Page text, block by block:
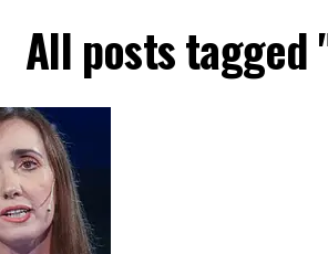
All posts